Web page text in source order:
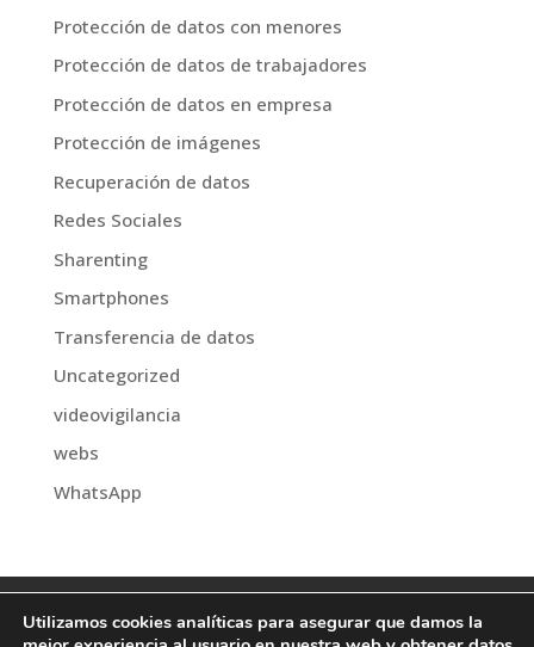
Protección de datos con menores
Protección de datos de trabajadores
Protección de datos en empresa
Protección de imágenes
Recuperación de datos
Redes Sociales
Sharenting
Smartphones
Transferencia de datos
Uncategorized
videovigilancia
webs
WhatsApp
Política de Cookies
Contacto
Utilizamos cookies analíticas para asegurar que damos la